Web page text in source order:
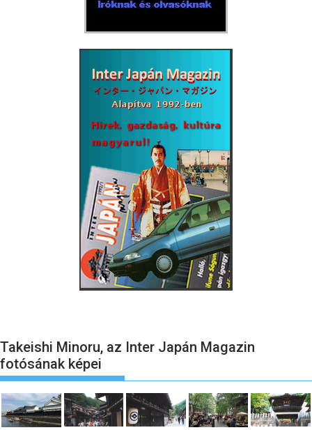
Takeishi Minoru, az Inter Japán Magazin
fotósának képei